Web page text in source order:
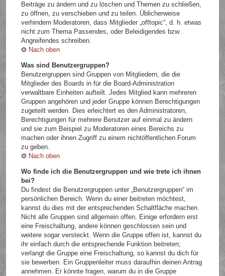
Beiträge zu ändern und zu löschen und Themen zu schließen,
zu öffnen, zu verschieben und zu teilen. Üblicherweise
verhindern Moderatoren, dass Mitglieder „offtopic“, d. h. etwas
nicht zum Thema Passendes, oder Beleidigendes bzw.
Angreifendes schreiben.
Nach oben
Was sind Benutzergruppen?
Benutzergruppen sind Gruppen von Mitgliedern, die die
Mitglieder des Boards in für die Board-Administration
verwaltbare Einheiten aufteilt. Jedes Mitglied kann mehreren
Gruppen angehören und jeder Gruppe können Berechtigungen
zugeteilt werden. Dies erleichtert es den Administratoren,
Berechtigungen für mehrere Benutzer auf einmal zu ändern
und sie zum Beispiel zu Moderatoren eines Bereichs zu
machen oder ihnen Zugriff zu einem nichtöffentlichen Forum
zu geben.
Nach oben
Wo finde ich die Benutzergruppen und wie trete ich ihnen
bei?
Du findest die Benutzergruppen unter „Benutzergruppen“ im
persönlichen Bereich. Wenn du einer beitreten möchtest,
kannst du dies mit der entsprechenden Schaltfläche machen.
Nicht alle Gruppen sind allgemein offen. Einige erfordern erst
eine Freischaltung, andere können geschlossen sein und
weitere sogar versteckt. Wenn die Gruppe offen ist, kannst du
ihr einfach durch die entsprechende Funktion beitreten;
verlangt die Gruppe eine Freischaltung, so kannst du dich für
sie bewerben. Ein Gruppenleiter muss daraufhin deinen Antrag
annehmen. Er könnte fragen, warum du in die Gruppe